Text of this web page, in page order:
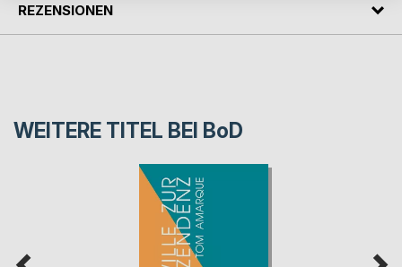
REZENSIONEN
WEITERE TITEL BEI BoD